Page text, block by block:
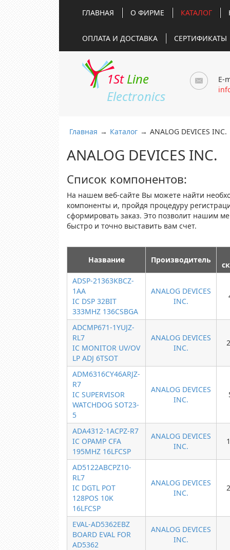
ГЛАВНАЯ О ФИРМЕ КАТАЛОГ
ОПЛАТА И ДОСТАВКА СЕРТИФИКАТЫ
1St Line
Electronics
E-
Главная → Каталог → ANALOG DEVICES INC.
ANALOG DEVICES INC.
Список компонентов:
На нашем веб-сайте Вы можете найти
компоненты и, пройдя процедуру
сформировать заказ. Это позволит нашим
быстро и точно выставить вам счет.
Название Производитель
ADSP-21363KBCZ-
1AA
IC DSP 32BIT
333MHZ 136CSBGA
ANALOG DEVICES
INC.
ADCMP671-1YUJZ-
RL7
IC MONITOR UV/OV
LP ADJ 6TSOT
ANALOG DEVICES
INC.
ADM6316CY46ARJZ-
R7
IC SUPERVISOR
WATCHDOG SOT23-
5
ANALOG DEVICES
INC.
ADA4312-1ACPZ-R7
IC OPAMP CFA
195MHZ 16LFCSP
ANALOG DEVICES
INC.
AD5122ABCPZ10-
RL7
IC DGTL POT
128POS 10K
16LFCSP
ANALOG DEVICES
INC.
EVAL-AD5362EBZ
BOARD EVAL FOR
AD5362
ANALOG DEVICES
INC.